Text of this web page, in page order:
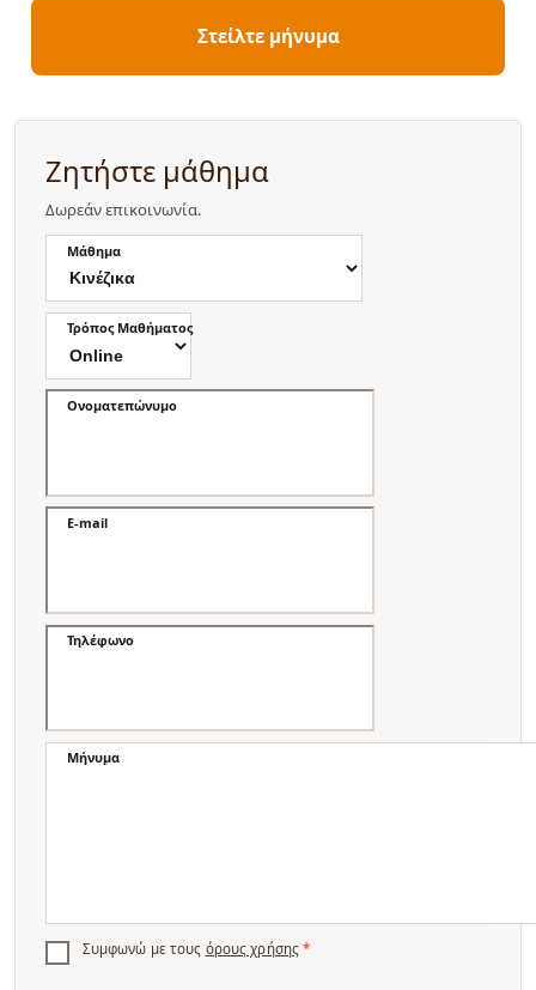
Στείλτε μήνυμα
Ζητήστε μάθημα
Δωρεάν επικοινωνία.
Μάθημα
Τρόπος Μαθήματος
Ονοματεπώνυμο
E-mail
Τηλέφωνο
Μήνυμα
Συμφωνώ με τους όρους χρήσης *